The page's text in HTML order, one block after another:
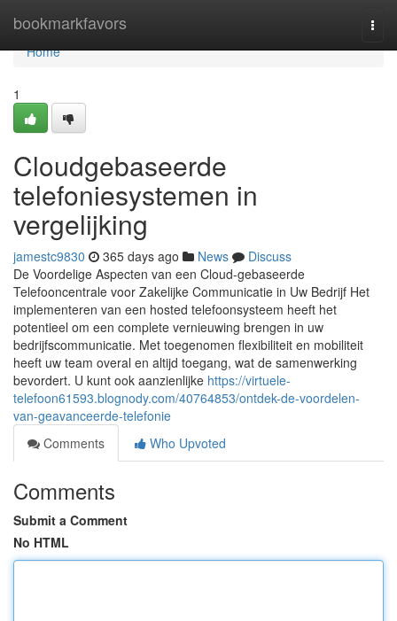
bookmarkfavors
Home
Home
1
Cloudgebaseerde
telefoniesystemen in
vergelijking
jamestc9830 365 days ago News
Discuss
De Voordelige Aspecten van een Cloud-gebaseerde
Telefooncentrale voor Zakelijke Communicatie in Uw Bedrijf Het
implementeren van een hosted telefoonsysteem heeft het
potentieel om een complete vernieuwing brengen in uw
bedrijfscommunicatie. Met toegenomen flexibiliteit en mobiliteit
heeft uw team overal en altijd toegang, wat de samenwerking
bevordert. U kunt ook aanzienlijke https://virtuele-
telefoon61593.blognody.com/40764853/ontdek-de-voordelen-
van-geavanceerde-telefonie
Comments
Who Upvoted
Comments
Submit a Comment
No HTML